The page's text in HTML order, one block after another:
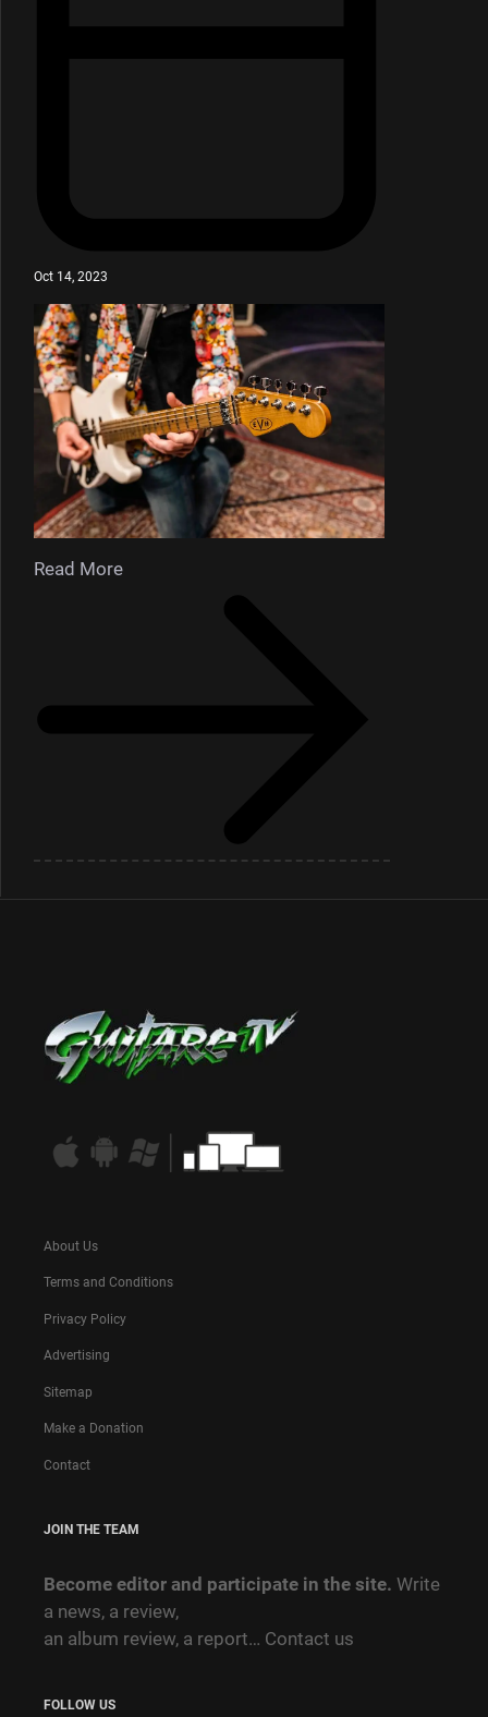
Oct 14, 2023
Read More
About Us
Terms and Conditions
Privacy Policy
Advertising
Sitemap
Make a Donation
Contact
JOIN THE TEAM
Become editor and participate in the site. Write
a news, a review,
an album review, a report… Contact us
FOLLOW US